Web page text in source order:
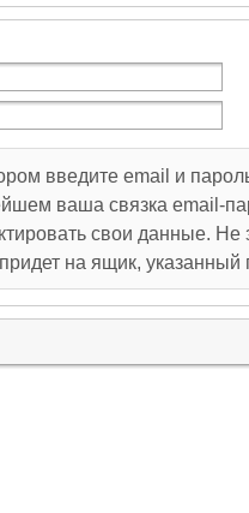
введите email и
ваша связка email-
свои данные. Не
на ящик, указанный